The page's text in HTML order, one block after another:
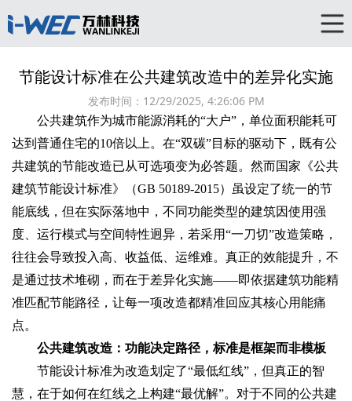
节能设计标准在公共建筑改造中的差异化实施‌
发布时间： 12/29/2025, 4:26:06 PM
公共建筑作为城市能源消耗的“大户”，单位面积能耗可
达到普通住宅的10倍以上。在“双碳”目标的驱动下，既有公
共建筑的节能改造已从可选项变为必答题。然而国家《公共
建筑节能设计标准》（GB 50189-2015）虽设定了统一的节
能底线，但在实际落地中，不同功能类型的建筑因使用强
度、运行模式与空间特性迥异，若采用“一刀切”改造策略，
往往会导致投入高、收益低、运维难。真正的效能提升，不
是通过技术堆砌，而在于‌差异化实施‌——即依据建筑功能精
准匹配节能路径，让每一项改造都精准回应其核心用能痛
点。
公共建筑改造：功能决定路径，标准是框架而非模板‌
节能设计标准为改造划定了“最低红线”，但真正的智
慧，在于如何在红线之上构建“最优解”。对于不同的公共建